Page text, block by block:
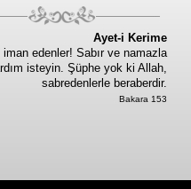
Ayet-i Kerime
iman edenler! Sabır ve namazla
isteyin. Şüphe yok ki Allah,
sabredenlerle beraberdir.
Bakara 153